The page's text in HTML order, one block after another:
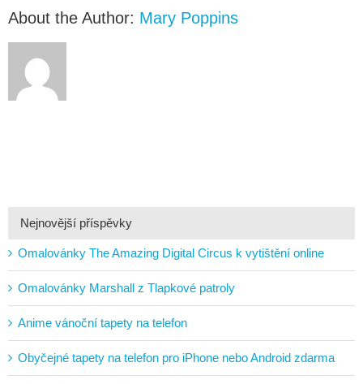
About the Author: Mary Poppins
Nejnovější příspěvky
Omalovánky The Amazing Digital Circus k vytištění online
Omalovánky Marshall z Tlapkové patroly
Anime vánoční tapety na telefon
Obyčejné tapety na telefon pro iPhone nebo Android zdarma